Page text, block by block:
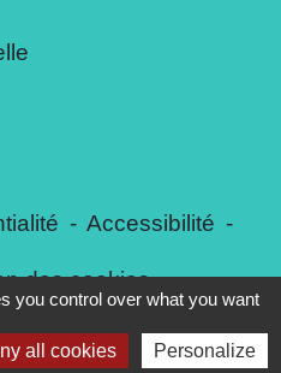
- Accessibilité -
des cookies
avec Réseau des Communes
you control over what you want
all cookies Personalize